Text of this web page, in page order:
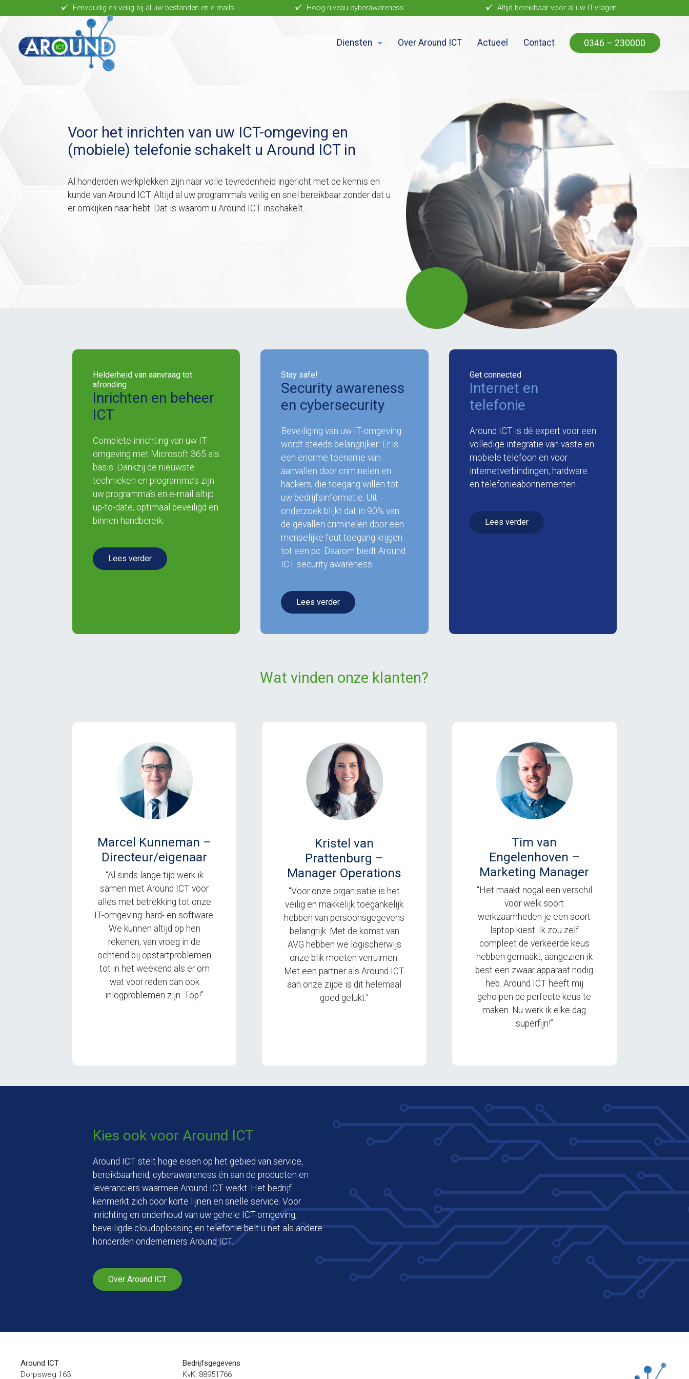
Skip to main contentEenvoudig en veilig bij al uw bestanden en e-mails Hoog niveau cyberawareness Altijd bereikbaar voor al uw IT-vragen
Diensten Over Around ICT Actueel Contact 0346 – 230000
Voor het inrichten van uw ICT-omgeving en
(mobiele) telefonie schakelt u Around ICT in
Al honderden werkplekken zijn naar volle tevredenheid ingericht met de kennis en
kunde van Around ICT. Altijd al uw programma’s veilig en snel bereikbaar zonder dat u
er omkijken naar hebt. Dat is waarom u Around ICT inschakelt.
Helderheid van aanvraag tot
afronding
Inrichten en beheer
ICT
Complete inrichting van uw IT-
omgeving met Microsoft 365 als
basis. Dankzij de nieuwste
technieken en programma’s zijn
uw programma’s en e-mail altijd
up-to-date, optimaal beveiligd en
binnen handbereik.
Lees verder
Stay safe!
Security awareness
en cybersecurity
Beveiliging van uw IT-omgeving
wordt steeds belangrijker: Er is
een enorme toename van
aanvallen door criminelen en
hackers, die toegang willen tot
uw bedrijfsinformatie. Uit
onderzoek blijkt dat in 90% van
de gevallen criminelen door een
menselijke fout toegang krijgen
tot een pc. Daarom biedt Around
ICT security awareness
Lees verder
Get connected
Internet en
telefonie
Around ICT is dé expert voor een
volledige integratie van vaste en
mobiele telefoon en voor
internetverbindingen, hardware
en telefonieabonnementen.
Lees verder
Wat vinden onze klanten?
Marcel Kunneman –
Directeur/eigenaar
“Al sinds lange tijd werk ik
samen met Around ICT voor
alles met betrekking tot onze
IT-omgeving: hard- en software.
We kunnen altijd op hen
rekenen, van vroeg in de
ochtend bij opstartproblemen
tot in het weekend als er om
wat voor reden dan ook
inlogproblemen zijn. Top!”
Kristel van
Prattenburg –
Manager Operations
“Voor onze organisatie is het
veilig en makkelijk toegankelijk
hebben van persoonsgegevens
belangrijk. Met de komst van
AVG hebben we logischerwijs
onze blik moeten verruimen.
Met een partner als Around ICT
aan onze zijde is dit helemaal
goed gelukt.”
Tim van
Engelenhoven –
Marketing Manager
“Het maakt nogal een verschil
voor welk soort
werkzaamheden je een soort
laptop kiest. Ik zou zelf
compleet de verkeerde keus
hebben gemaakt, aangezien ik
best een zwaar apparaat nodig
heb. Around ICT heeft mij
geholpen de perfecte keus te
maken. Nu werk ik elke dag
superfijn!”
Kies ook voor Around ICT
Around ICT stelt hoge eisen op het gebied van service,
bereikbaarheid, cyberawareness én aan de producten en
leveranciers waarmee Around ICT werkt. Het bedrijf
kenmerkt zich door korte lijnen en snelle service. Voor
inrichting en onderhoud van uw gehele ICT-omgeving,
beveiligde cloudoplossing en telefonie belt u net als andere
honderden ondernemers Around ICT.
Over Around ICT
Around ICT
Dorpsweg 163
Bedrijfsgegevens
KvK: 88951766